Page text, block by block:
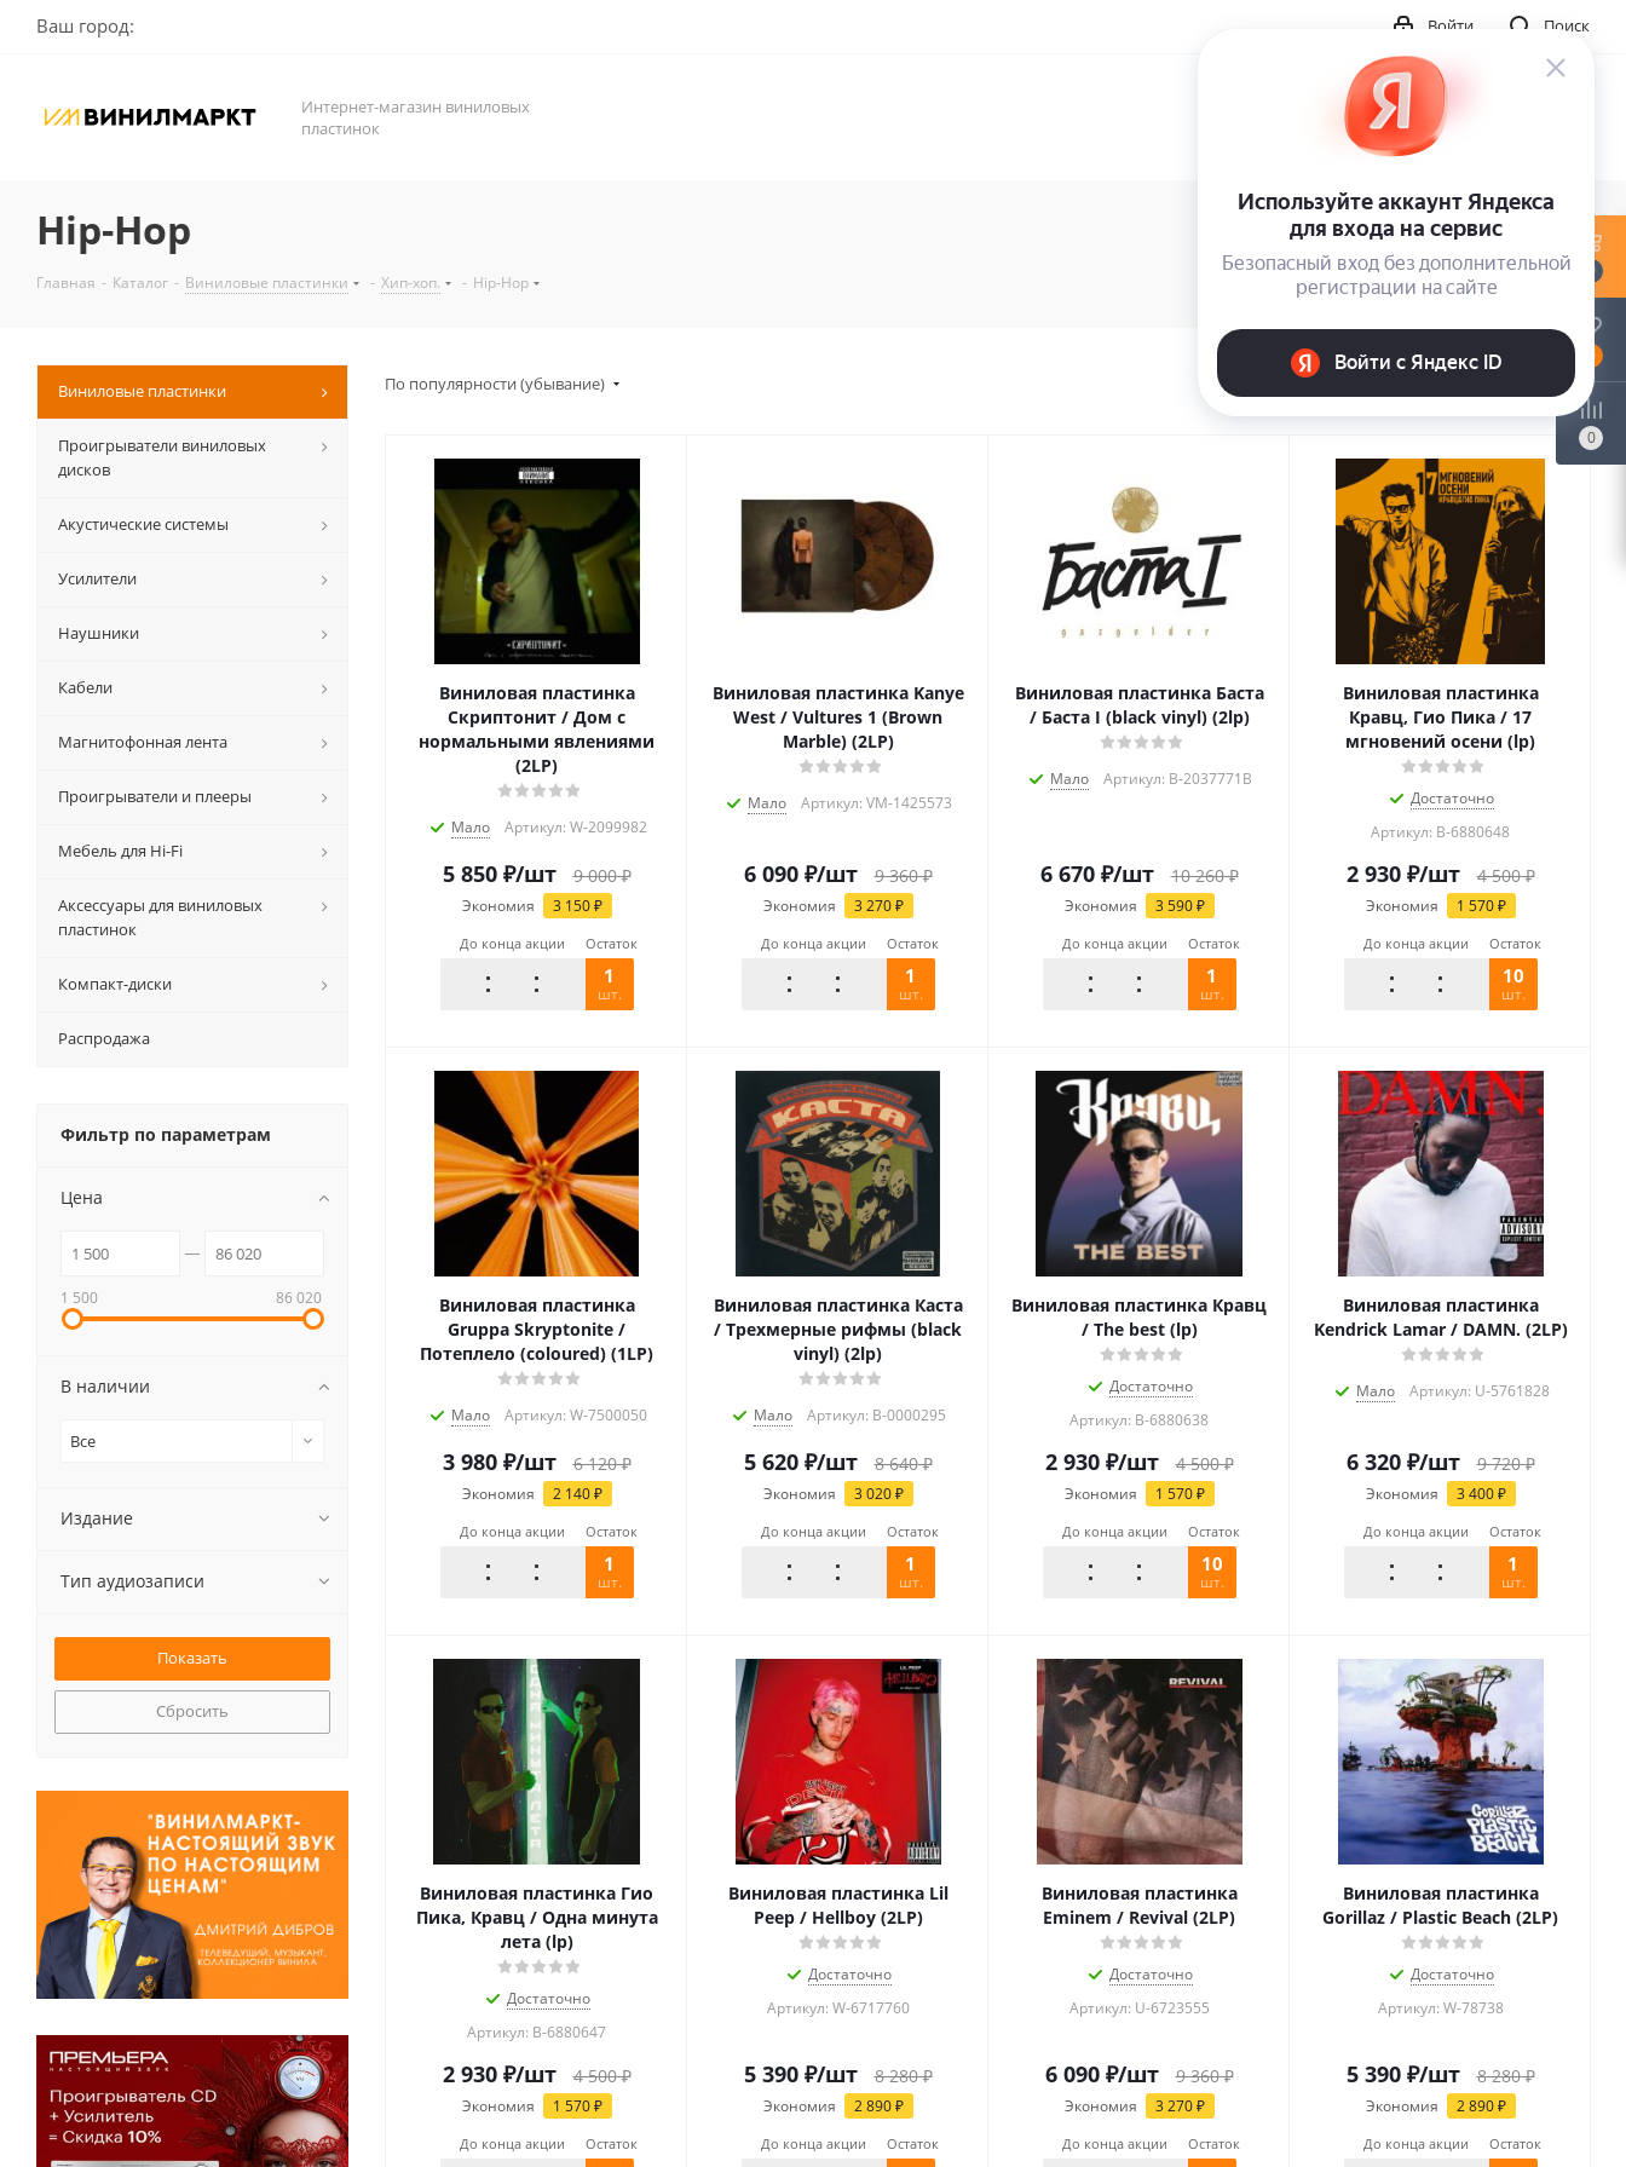
Ваш город: Поиск
Войти
Интернет-магазин виниловых
пластинок
Hip-Hop
Главная - Каталог - Виниловые пластинки - Хип-хоп. - Hip-Hop
По популярности (убывание)
Виниловая пластинка
Скриптонит / Дом с
нормальными явлениями
(2LP)
Мало Артикул: W-2099982
5 850₽/шт 9 000₽
Экономия 3 150₽
До конца акции Остаток
1
шт.
Виниловая пластинка Kanye
West / Vultures 1 (Brown
Marble) (2LP)
Мало Артикул: VM-1425573
6 090₽/шт 9 360₽
Экономия 3 270₽
До конца акции Остаток
1
шт.
Виниловая пластинка Баста
/ Баста I (black vinyl) (2lp)
Мало Артикул: B-2037771B
6 670₽/шт 10 260₽
Экономия 3 590₽
До конца акции Остаток
1
шт.
Виниловая пластинка
Кравц, Гио Пика / 17
мгновений осени (lp)
Достаточно
Артикул: B-6880648
2 930₽/шт 4 500₽
Экономия 1 570₽
До конца акции Остаток
10
шт.
Виниловая пластинка
Gruppa Skryptonite /
Потеплело (coloured) (1LP)
Мало Артикул: W-7500050
3 980₽/шт 6 120₽
Экономия 2 140₽
До конца акции Остаток
1
шт.
Виниловая пластинка Каста
/ Трехмерные рифмы (black
vinyl) (2lp)
Мало Артикул: B-0000295
5 620₽/шт 8 640₽
Экономия 3 020₽
До конца акции Остаток
1
шт.
Виниловая пластинка Кравц
/ The best (lp)
Достаточно
Артикул: B-6880638
2 930₽/шт 4 500₽
Экономия 1 570₽
До конца акции Остаток
10
шт.
Виниловая пластинка
Kendrick Lamar / DAMN. (2LP)
Мало Артикул: U-5761828
6 320₽/шт 9 720₽
Экономия 3 400₽
До конца акции Остаток
1
шт.
Виниловая пластинка Гио
Пика, Кравц / Одна минута
лета (lp)
Достаточно
Артикул: B-6880647
2 930₽/шт 4 500₽
Экономия 1 570₽
До конца акции Остаток
Виниловая пластинка Lil
Peep / Hellboy (2LP)
Достаточно
Артикул: W-6717760
5 390₽/шт 8 280₽
Экономия 2 890₽
До конца акции Остаток
Виниловая пластинка
Eminem / Revival (2LP)
Достаточно
Артикул: U-6723555
6 090₽/шт 9 360₽
Экономия 3 270₽
До конца акции Остаток
Виниловая пластинка
Gorillaz / Plastic Beach (2LP)
Достаточно
Артикул: W-78738
5 390₽/шт 8 280₽
Экономия 2 890₽
До конца акции Остаток
Виниловые пластинки
Проигрыватели виниловых
дисков
Акустические системы
Усилители
Наушники
Кабели
Магнитофонная лента
Проигрыватели и плееры
Мебель для Hi-Fi
Аксессуары для виниловых
пластинок
Компакт-диски
Распродажа
Фильтр по параметрам
Цена
1 500 86 020
В наличии
Все
Издание
Тип аудиозаписи
Сбросить
0
0
0